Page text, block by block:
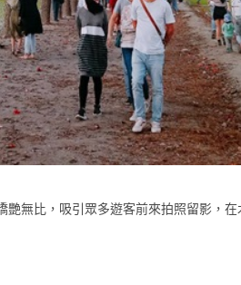
無比，吸引眾多遊客前來拍照留影，